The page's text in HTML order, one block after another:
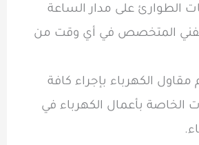
الطوارئ على مدار الساعة
المتخصص في أي وقت من
مقاول الكهرباء بإجراء كافة
الخاصة بأعمال الكهرباء في